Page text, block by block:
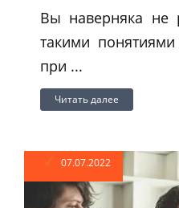
Вы наверняка не
такими
при ...
Читать далее
07.07.2022